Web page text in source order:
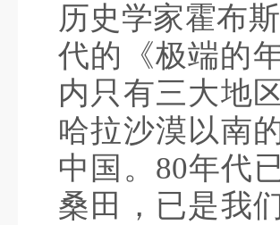
历史学家霍布
代的《极端的
内只有三大地
哈拉沙漠以南
中国。80年代
桑田，已是我